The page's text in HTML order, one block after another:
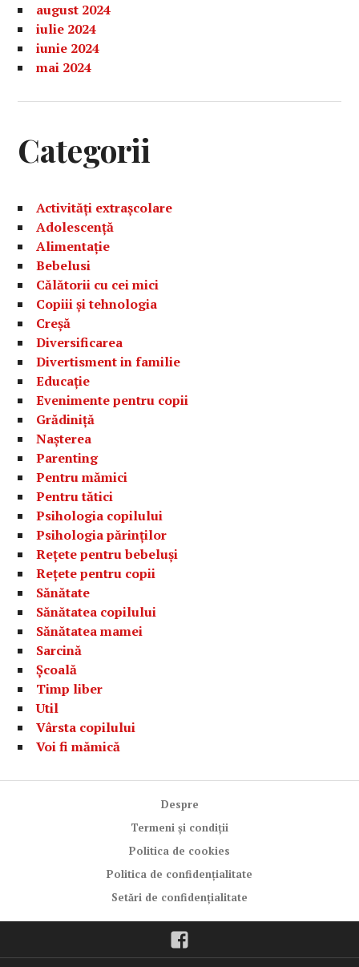
august 2024
iulie 2024
iunie 2024
mai 2024
Categorii
Activități extrașcolare
Adolescență
Alimentație
Bebelusi
Călătorii cu cei mici
Copiii și tehnologia
Creșă
Diversificarea
Divertisment in familie
Educație
Evenimente pentru copii
Grădiniță
Nașterea
Parenting
Pentru mămici
Pentru tătici
Psihologia copilului
Psihologia părinților
Rețete pentru bebeluși
Rețete pentru copii
Sănătate
Sănătatea copilului
Sănătatea mamei
Sarcină
Școală
Timp liber
Util
Vârsta copilului
Voi fi mămică
Despre
Termeni și condiții
Politica de cookies
Politica de confidențialitate
Setări de confidențialitate